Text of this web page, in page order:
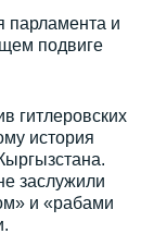
парламента и
подвиге
гитлеровских
история
заслужили
и «рабами